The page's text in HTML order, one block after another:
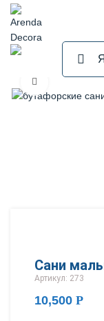
Сани
Артикул: 273
10,500 Р